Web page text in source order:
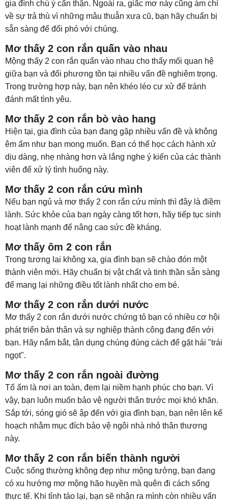
gia đình chú ý cẩn thận. Ngoài ra, giấc mơ này cũng ám chỉ
về sự trả thù vì những mâu thuẫn xưa cũ, bạn hãy chuẩn bị
sẵn sàng để đối phó với chúng.
Mơ thấy 2 con rắn quấn vào nhau
Mộng thấy 2 con rắn quấn vào nhau cho thấy mối quan hệ
giữa bạn và đối phương tồn tại nhiều vấn đề nghiêm trọng.
Trong trường hợp này, bạn nên khéo léo cư xử để tránh
đánh mất tình yêu.
Mơ thấy 2 con rắn bò vào hang
Hiện tại, gia đình của bạn đang gặp nhiều vấn đề và không
êm ấm như bạn mong muốn. Bạn có thể học cách hành xử
dịu dàng, nhẹ nhàng hơn và lắng nghe ý kiến của các thành
viên để xử lý tình huống này.
Mơ thấy 2 con rắn cứu mình
Nếu bạn ngủ và mơ thấy 2 con rắn cứu mình thì đây là điềm
lành. Sức khỏe của bạn ngày càng tốt hơn, hãy tiếp tục sinh
hoạt lành mạnh để nâng cao sức đề kháng.
Mơ thấy ôm 2 con rắn
Trong tương lai không xa, gia đình bạn sẽ chào đón một
thành viên mới. Hãy chuẩn bị vật chất và tinh thần sẵn sàng
để mang lại những điều tốt lành nhất cho em bé.
Mơ thấy 2 con rắn dưới nước
Mơ thấy 2 con rắn dưới nước chứng tỏ bạn có nhiều cơ hội
phát triển bản thân và sự nghiệp thành công đang đến với
bạn. Hãy nắm bắt, tận dụng chúng đúng cách để gặt hái "trái
ngọt".
Mơ thấy 2 con rắn ngoài đường
Tổ ấm là nơi an toàn, đem lại niềm hạnh phúc cho bạn. Vì
vậy, bạn luôn muốn bảo vệ người thân trước mọi khó khăn.
Sắp tới, sóng gió sẽ ập đến với gia đình bạn, bạn nên lên kế
hoạch nhằm mục đích bảo vệ ngôi nhà nhỏ thân thương
này.
Mơ thấy 2 con rắn biến thành người
Cuộc sống thường không đẹp như mộng tưởng, bạn đang
có xu hướng mơ mộng hão huyền mà quên đi cách sống
thực tế. Khi tỉnh táo lại, bạn sẽ nhận ra mình còn nhiều vấn